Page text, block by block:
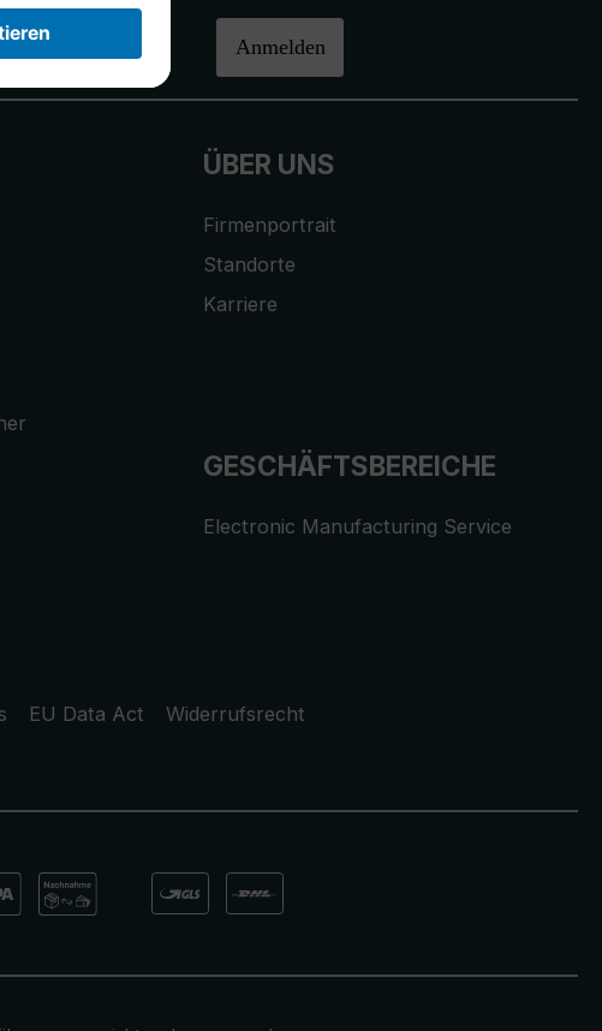
erhalten. Anmelden
ÜBER UNS
Firmenportrait
Standorte
Karriere
GESCHÄFTSBEREICHE
Electronic Manufacturing Service
EU Data Act
Widerrufsrecht